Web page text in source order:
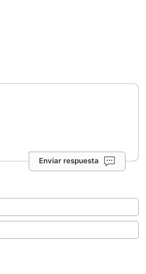
Enviar respuesta